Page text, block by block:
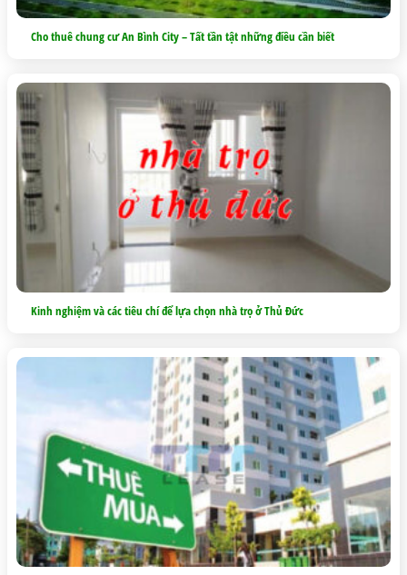
Cho thuê chung cư An Bình City – Tất tần tật những điều cần biết
Kinh nghiệm và các tiêu chí để lựa chọn nhà trọ ở Thủ Đức